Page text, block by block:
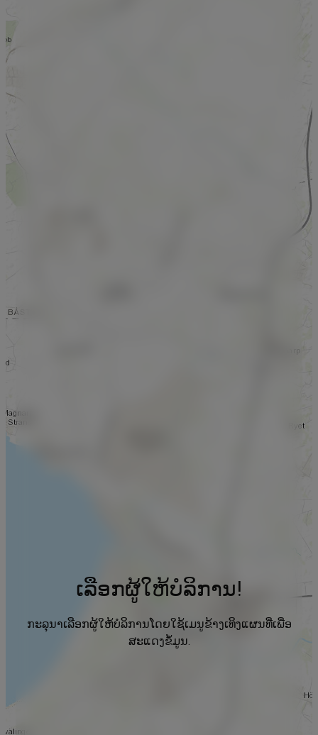
ເລືອກຜູ້ໃຫ້ບໍລິການ!
ກະລຸນາເລືອກຜູ້ໃຫ້ບໍລິການໂດຍໃຊ້ເມນູຂ້າງເທິງແຜນທີ່ເພື່ອ
ສະແດງຂໍ້ມູນ.